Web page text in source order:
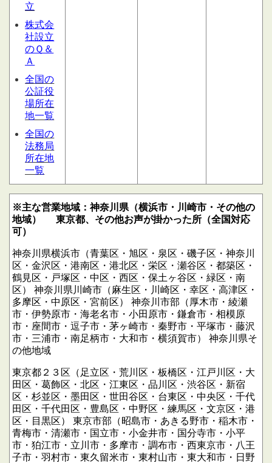
立
株式会
社設立
のＱ＆
Ａ
全国の
公証役
場所在
地一覧
全国の
法務局
所在地
一覧
※主な営業地域：神奈川県（横浜市・川崎市・その他の
地域）
東京都、その他お声が掛かった所（全国対応
可）
神奈川県横浜市（青葉区・旭区・泉区・磯子区・神奈川
区・金沢区・港南区・港北区・栄区・瀬谷区・都築区・
鶴見区・戸塚区・中区・西区・保土ヶ谷区・緑区・南
区）
神奈川県川崎市（麻生区・川崎区・幸区・高津区・
多摩区・中原区・宮前区）
神奈川市部（厚木市・綾瀬
市・伊勢原市・海老名市・小田原市・鎌倉市・相模原
市・座間市・逗子市・茅ヶ崎市・秦野市・平塚市・藤沢
市・三浦市・南足柄市・大和市・横須賀市）
神奈川県そ
の他地域
東京都２３区（足立区・荒川区・板橋区・江戸川区・大
田区・葛飾区・北区・江東区・品川区・渋谷区・新宿
区・杉並区・墨田区・世田谷区・台東区・中央区・千代
田区・千代田区・豊島区・中野区・練馬区・文京区・港
区・目黒区）
東京市部（昭島市・あきる野市・稲木市・
青梅市・清瀬市・国立市・小金井市・国分寺市・小平
市・狛江市・立川市・多摩市・調布市・西東京市・八王
子市・羽村市・東久留米市・東村山市・東大和市・日野